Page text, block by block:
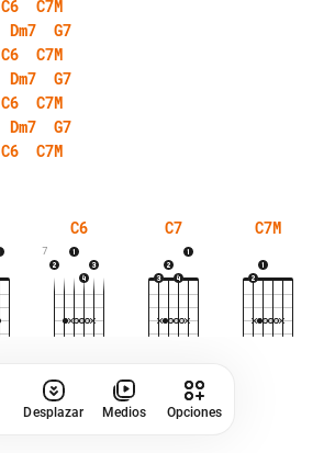
C6
C7M
Dm7
G7
C6
C7M
Dm7
G7
C6
C7M
Dm7
G7
C6 C7M
C6
7
C7 C7M
Desplazar Medios Opciones